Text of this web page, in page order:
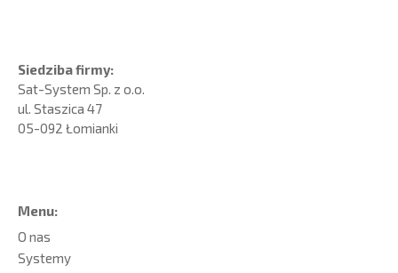
Siedziba firmy:
Sat-System Sp. z o.o.
ul. Staszica 47
05-092 Łomianki
Menu:
O nas
Systemy